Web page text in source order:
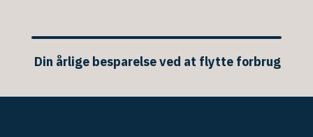
Din årlige besparelseved at flytte forbrug